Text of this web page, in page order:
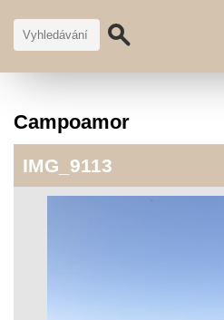
Campoamor
IMG_9113